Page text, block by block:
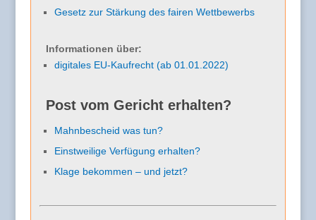
Gesetz zur Stärkung des fairen Wettbewerbs
Informationen über:
digitales EU-Kaufrecht (ab 01.01.2022)
Post vom Gericht erhalten?
Mahnbescheid was tun?
Einstweilige Verfügung erhalten?
Klage bekommen – und jetzt?